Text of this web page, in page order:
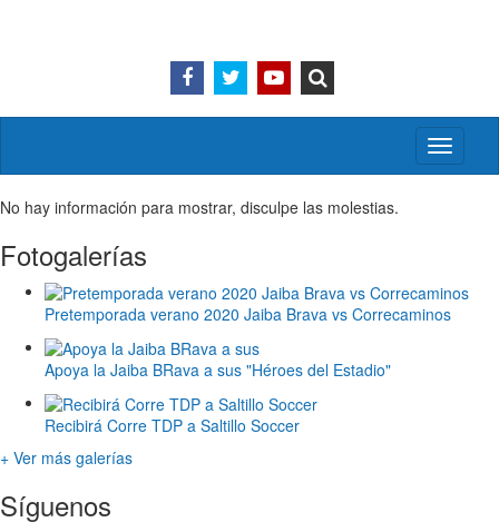
Activar/
menú
No hay información para mostrar, disculpe las molestias.
Fotogalerías
Pretemporada verano 2020 Jaiba Brava vs Correcaminos
Apoya la Jaiba BRava a sus "Héroes del Estadio"
Recibirá Corre TDP a Saltillo Soccer
+ Ver más galerías
Síguenos